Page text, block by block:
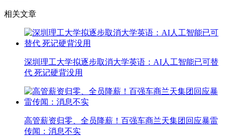
相关文章
深圳理工大学拟逐步取消大学英语：AI人工智能已可替
代 死记硬背没用
高管薪资归零、全员降薪！百强车商兰天集团回应暴雷
传闻：消息不实